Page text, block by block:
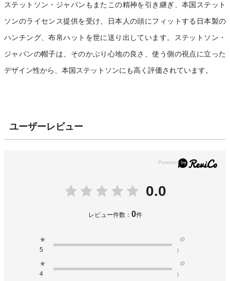
ステットソン・ジャパンもまたこの精神を引き継ぎ、本国ステット
ソンのライセンス提供を受け、日本人の頭にフィットする日本製の
ハンチング、布帛ハットを世に送り出しています。ステットソン・
ジャパンの帽子は、そのかぶり心地の良さ、使う側の視点に立った
デザイン性から、本国ステットソンにも高く評価されています。
ユーザーレビュー
0.0
レビュー件数： 0件
★
5
(0
)
★
4
(0
)